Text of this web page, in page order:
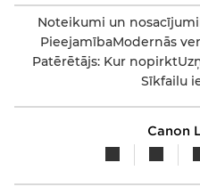
Noteikumi un nosacījumi
PieejamībaModernās
Patērētājs: Kur nopirkt
Sīkfailu
Canon